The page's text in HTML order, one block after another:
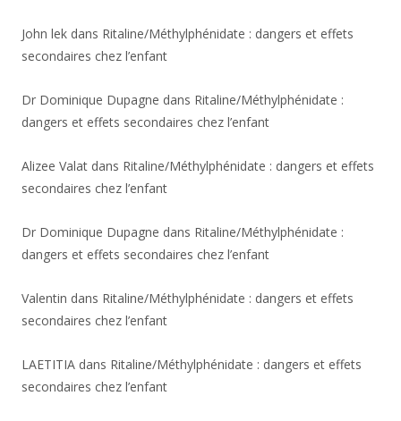
John lek dans Ritaline/Méthylphénidate : dangers et effets
secondaires chez l’enfant
Dr Dominique Dupagne dans Ritaline/Méthylphénidate :
dangers et effets secondaires chez l’enfant
Alizee Valat dans Ritaline/Méthylphénidate : dangers et effets
secondaires chez l’enfant
Dr Dominique Dupagne dans Ritaline/Méthylphénidate :
dangers et effets secondaires chez l’enfant
Valentin dans Ritaline/Méthylphénidate : dangers et effets
secondaires chez l’enfant
LAETITIA dans Ritaline/Méthylphénidate : dangers et effets
secondaires chez l’enfant